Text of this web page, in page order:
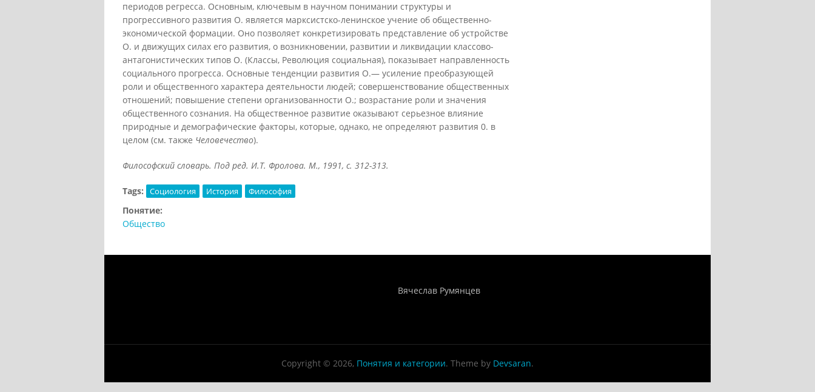
периодов регресса. Основным, ключевым в научном понимании структуры и
прогрессивного развития О. является марксистско-ленинское учение об общественно-
экономической формации. Оно позволяет конкретизировать представление об устройстве
О. и движущих силах его развития, о возникновении, развитии и ликвидации классово-
антагонистических типов О. (Классы, Революция социальная), показывает направленность
социального прогресса. Основные тенденции развития О.— усиление преобразующей
роли и общественного характера деятельности людей; совершенствование общественных
отношений; повышение степени организованности О.; возрастание роли и значения
общественного сознания. На общественное развитие оказывают серьезное влияние
природные и демографические факторы, которые, однако, не определяют развития 0. в
целом (см. также Человечество).
Философский словарь. Под ред. И.Т. Фролова. М., 1991, с. 312-313.
Tags: Социология История Философия
Понятие:
Общество
Вячеслав Румянцев
Copyright © 2026, Понятия и категории. Theme by Devsaran.